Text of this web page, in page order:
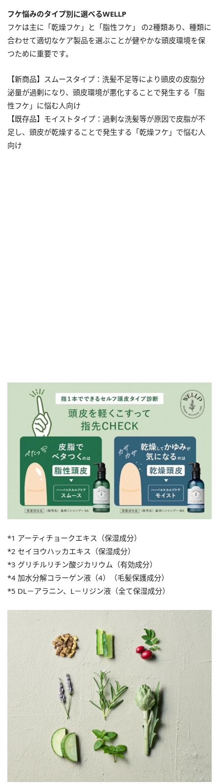
フケ悩みのタイプ別に選べるWELLP
フケは主に「乾燥フケ」と「脂性フケ」 の2種類あり、種類に
合わせて適切なケア製品を選ぶことが健やかな頭皮環境を保
つために重要です。
【新商品】スムースタイプ：洗髪不足等により頭皮の皮脂分
泌量が過剰になり、頭皮環境が悪化することで発生する「脂
性フケ」に悩む人向け
【既存品】モイストタイプ：過剰な洗髪等が原因で皮脂が不
足し、頭皮が乾燥することで発生する「乾燥フケ」で悩む人
向け
*1 アーティチョークエキス（保湿成分）
*2 セイヨウハッカエキス（保湿成分）
*3 グリチルリチン酸ジカリウム（有効成分）
*4 加水分解コラーゲン液（4）（毛髪保護成分）
*5 DL－アラニン、L－リジン液（全て保湿成分）